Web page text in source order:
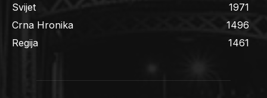
Svijet
1971
Crna Hronika
1496
Regija
1461